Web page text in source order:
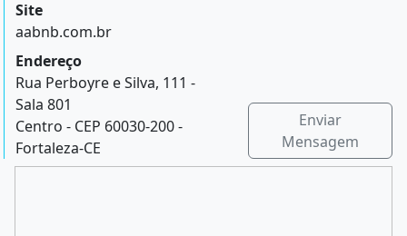
Site
aabnb.com.br
Endereço
Rua Perboyre e Silva, 111 -
Sala 801
Centro - CEP 60030-200 -
Fortaleza-CE
Enviar
Mensagem